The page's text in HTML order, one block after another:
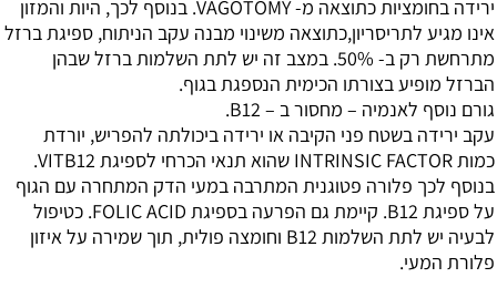
ירידה בחומציות כתוצאה מ- VAGOTOMY. בנוסף לכך, היות והמזון
אינו מגיע לתריסריון,כתוצאה משינוי מבנה עקב הניתוח, ספיגת ברזל
מתרחשת רק ב- 50%. במצב זה יש לתת השלמות ברזל שבהן
הברזל מופיע בצורתו הכימית הנספגת בגוף.
גורם נוסף לאנמיה – מחסור ב – B12.
עקב ירידה בשטח פני הקיבה או ירידה ביכולתה להפריש, יורדת
כמות INTRINSIC FACTOR שהוא תנאי הכרחי לספיגת VITB12.
בנוסף לכך פלורה פטוגנית המתרבה במעי הדק המתחרה עם הגוף
על ספיגת B12. קיימת גם הפרעה בספיגת FOLIC ACID. כטיפול
לבעיה יש לתת השלמות B12 וחומצה פולית, תוך שמירה על איזון
פלורת המעי.